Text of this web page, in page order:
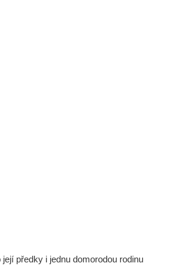
předky i jednu domorodou rodinu